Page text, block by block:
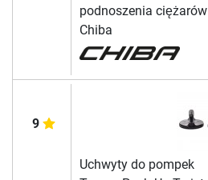
podnoszenia ciężarów
Chiba
9
Uchwyty do pompek